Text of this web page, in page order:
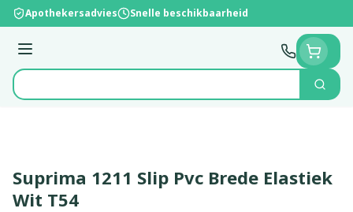
Ga naar de inhoud
Apothekersadvies Snelle beschikbaarheid
Menu
Product, merk, categorie...
Zoek
Suprima 1211 Slip Pvc Brede Elastiek
Wit T54